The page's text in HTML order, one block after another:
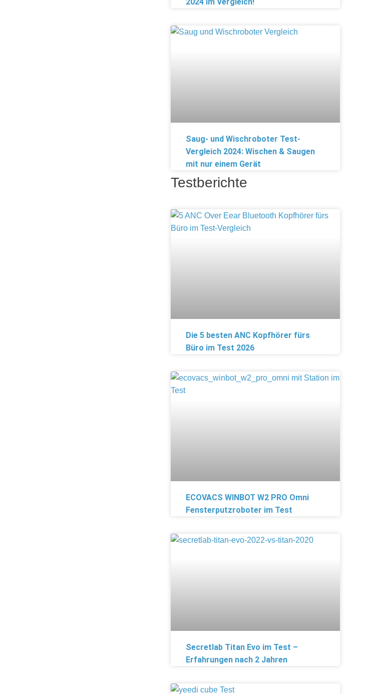
Saug- und Wischroboter Test-
Vergleich 2024: Wischen & Saugen
mit nur einem Gerät
Testberichte
Die 5 besten ANC Kopfhörer fürs
Büro im Test 2026
ECOVACS WINBOT W2 PRO Omni
Fensterputzroboter im Test
Secretlab Titan Evo im Test –
Erfahrungen nach 2 Jahren